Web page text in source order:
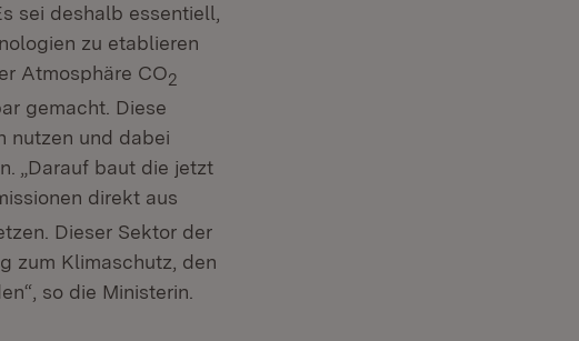
sei deshalb essentiell,
zu etablieren
Atmosphäre CO2
gemacht. Diese
nutzen und dabei
„Darauf baut die jetzt
direkt aus
Dieser Sektor der
zum Klimaschutz, den
so die Ministerin.